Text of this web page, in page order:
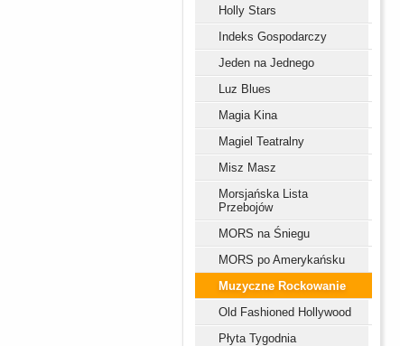
Holly Stars
Indeks Gospodarczy
Jeden na Jednego
Luz Blues
Magia Kina
Magiel Teatralny
Misz Masz
Morsjańska Lista
Przebojów
MORS na Śniegu
MORS po Amerykańsku
Muzyczne Rockowanie
Old Fashioned Hollywood
Płyta Tygodnia